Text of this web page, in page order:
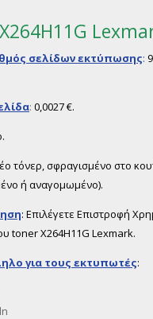
X264H11G
σελίδων εκτύπωσης:
: 0,0027 €.
τόνερ, σφραγισμένο στο
ή αναγομωμένο).
: Επιλέγετε Επιστροφή
toner X264H11G Lexmark.
για τους εκτυπωτές: